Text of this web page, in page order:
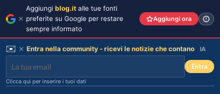
Aggiungi blog.it alle tue fonti
preferite su Google per restare
sempre informato
Aggiungi ora
✉️ Entra nella community - ricevi le notizie che contano IA
Entra
Clicca qui per inserire i tuoi dati